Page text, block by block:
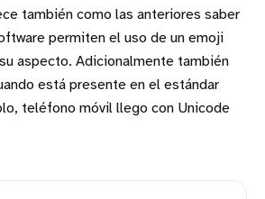
también como las anteriores saber
permiten el uso de un emoji
aspecto. Adicionalmente también
está presente en el estándar
teléfono móvil llego con Unicode